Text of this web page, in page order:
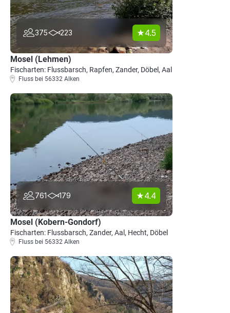
375 223 4.5
Mosel (Lehmen)
Fischarten: Flussbarsch, Rapfen, Zander, Döbel, Aal
Fluss bei 56332 Alken
761 179 4.4
Mosel (Kobern-Gondorf)
Fischarten: Flussbarsch, Zander, Aal, Hecht, Döbel
Fluss bei 56332 Alken